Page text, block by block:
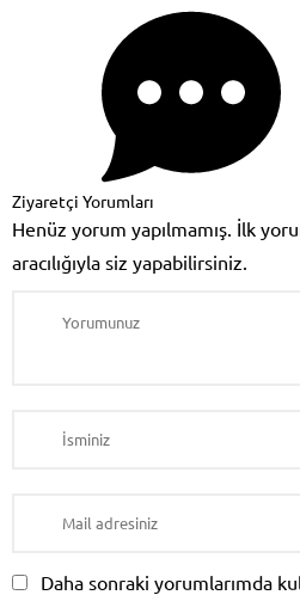
olarak indirilebiliyor. Bunun için
kullanıcıların öncelikle bir
Android akıllı telefona sahip
olması gerekiyor. İkinci olarak,
kullanıcılar Google’ın “zararlı”
Ziyaretçi Yorumları
Henüz yorum yapılmamış. İlk
aracılığıyla siz yapabilirsiniz.
Daha sonraki yorumlarımda